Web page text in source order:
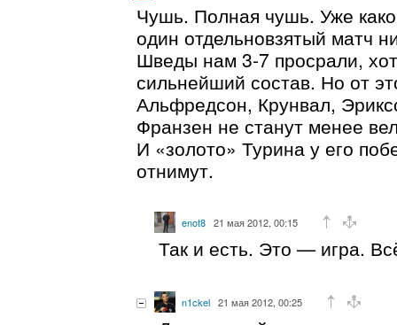
Чушь. Полная чушь. Уже
один отдельновзятый матч
Шведы нам 3-7 просрали,
сильнейший состав. Но от
Альфредсон, Крунвал,
Франзен не станут менее
И «золото» Турина у его
отнимут.
enot8 21 мая 2012, 00:15
Так и есть. Это — игра.
n1ckel 21 мая 2012, 00:25